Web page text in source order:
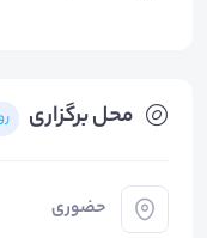
محل برگزاری
حضوری